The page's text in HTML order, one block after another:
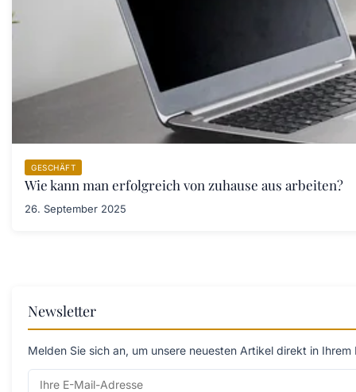
GESCHÄFT
Wie kann man erfolgreich von zuhause aus arbeiten?
26. September 2025
Newsletter
Melden Sie sich an, um unsere neuesten Artikel direkt in